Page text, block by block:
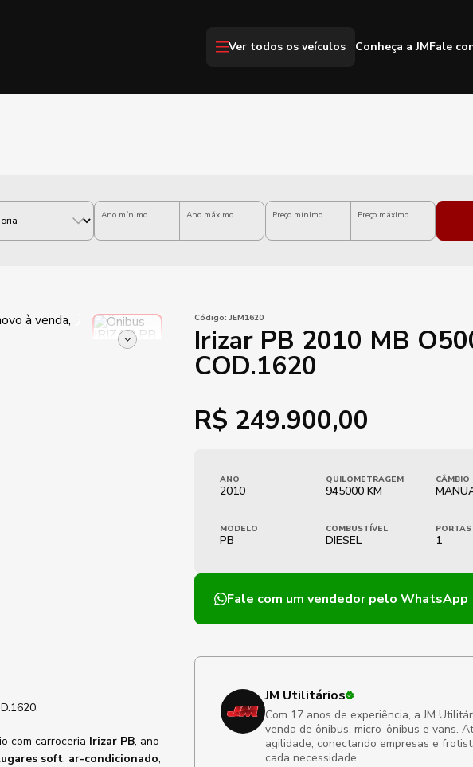
Ver todos os veículos Conheça a JMFale
Ano mínimo Ano máximo Preço mínimo Preço máximo
Código: JEM1620
Irizar PB 2010 MB
COD.1620
R$ 249.900,00
ANO
2010
QUILOMETRAGEM
945000 KM
CÂMBIO
MODELO
PB
COMBUSTÍVEL
DIESEL
PORTAS
1
Fale com um vendedorpelo WhatsApp
com carroceria Irizar PB, ano
soft, ar-condicionado,
JM Utilitários
Com 17 anos de experiência, a JM
venda de ônibus, micro-ônibus e vans.
agilidade, conectando empresas e
cada necessidade.